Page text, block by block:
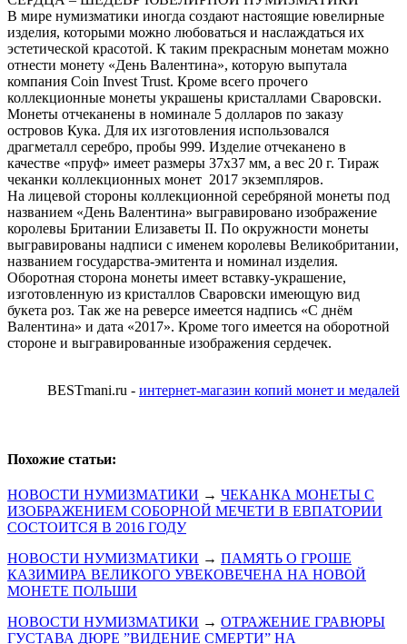
В мире нумизматики иногда создают настоящие ювелирные
изделия, которыми можно любоваться и наслаждаться их
эстетической красотой. К таким прекрасным монетам можно
отнести монету «День Валентина», которую выпутала
компания Coin Invest Trust. Кроме всего прочего
коллекционные монеты украшены кристаллами Сваровски.
Монеты отчеканены в номинале 5 долларов по заказу
островов Кука. Для их изготовления использовался
драгметалл серебро, пробы 999. Изделие отчеканено в
качестве «пруф» имеет размеры 37х37 мм, а вес 20 г. Тираж
чеканки коллекционных монет 2017 экземпляров.
На лицевой стороны коллекционной серебряной монеты под
названием «День Валентина» выгравировано изображение
королевы Британии Елизаветы II. По окружности монеты
выгравированы надписи с именем королевы Великобритании,
названием государства-эмитента и номинал изделия.
Оборотная сторона монеты имеет вставку-украшение,
изготовленную из кристаллов Сваровски имеющую вид
букета роз. Так же на реверсе имеется надпись «С днём
Валентина» и дата «2017». Кроме того имеется на оборотной
стороне и выгравированные изображения сердечек.
BESTmani.ru - интернет-магазин копий монет и медалей
Похожие статьи:
НОВОСТИ НУМИЗМАТИКИ → ЧЕКАНКА МОНЕТЫ С
ИЗОБРАЖЕНИЕМ СОБОРНОЙ МЕЧЕТИ В ЕВПАТОРИИ
СОСТОИТСЯ В 2016 ГОДУ
НОВОСТИ НУМИЗМАТИКИ → ПАМЯТЬ О ГРОШЕ
КАЗИМИРА ВЕЛИКОГО УВЕКОВЕЧЕНА НА НОВОЙ
МОНЕТЕ ПОЛЬШИ
НОВОСТИ НУМИЗМАТИКИ → ОТРАЖЕНИЕ ГРАВЮРЫ
ГУСТАВА ДЮРЕ ”ВИДЕНИЕ СМЕРТИ” НА